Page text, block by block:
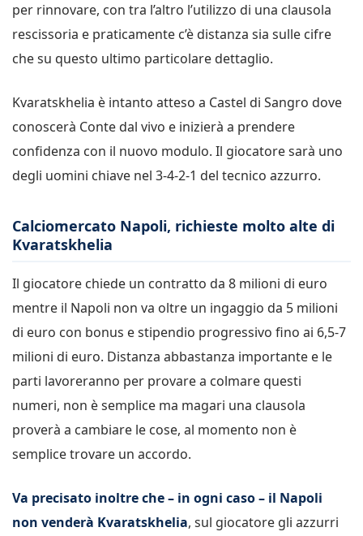
per rinnovare, con tra l’altro l’utilizzo di una clausola
rescissoria e praticamente c’è distanza sia sulle cifre
che su questo ultimo particolare dettaglio.
Kvaratskhelia è intanto atteso a Castel di Sangro dove
conoscerà Conte dal vivo e inizierà a prendere
confidenza con il nuovo modulo. Il giocatore sarà uno
degli uomini chiave nel 3-4-2-1 del tecnico azzurro.
Calciomercato Napoli, richieste molto alte di
Kvaratskhelia
Il giocatore chiede un contratto da 8 milioni di euro
mentre il Napoli non va oltre un ingaggio da 5 milioni
di euro con bonus e stipendio progressivo fino ai 6,5-7
milioni di euro. Distanza abbastanza importante e le
parti lavoreranno per provare a colmare questi
numeri, non è semplice ma magari una clausola
proverà a cambiare le cose, al momento non è
semplice trovare un accordo.
Va precisato inoltre che – in ogni caso – il Napoli
non venderà Kvaratskhelia, sul giocatore gli azzurri